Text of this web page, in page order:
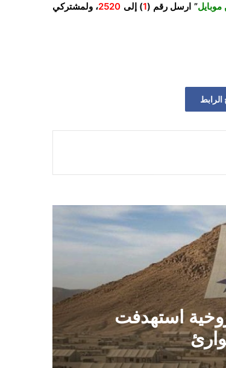
موبايل” ارسل رقم (1) إلى
، ولمشتركي
استهدفت